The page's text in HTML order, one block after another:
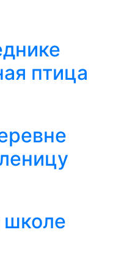
птица
школе